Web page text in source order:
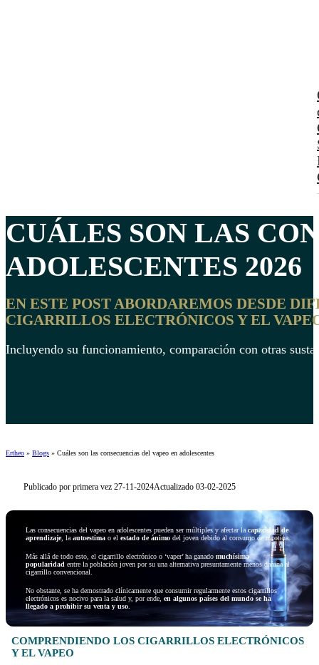
CUÁLES SON LAS
ADOLESCENTES 2026
EN ESTE POST ABORDAREMOS DESDE
CIGARRILLOS ELECTRÓNICOS Y EL
Incluyendo su funcionamiento, comparación con otras
Ertheo » Blogs » Cuáles son las consecuencias del vapeo en adolescentes
Publicado por primera vez 27-11-2024Actualizado 03-02-2025
Las consecuencias del vapeo en adolescentes pueden ser múltiples y afectar la capacidad de
aprendizaje, laautoestimao el estado de ánimodel joven debido al consumo de nicotina.
Más allá de todo esto, el cigarrillo electrónico o ‘vaper’ ha ganado muchísima
popularidadentre la población joven por su una alternativa presuntamente menos dañina al
cigarrillo convencional.
No obstante, se ha demostrado clínicamente que consumir regularmente estos cigarrillos
electrónicos es nocivo para la salud y, por ende, en algunos países del mundo se ha
llegado a prohibir su venta y uso.
COMPRENDIENDO LOS CIGARRILLOS ELECTRÓNICOS
Y EL VAPEO